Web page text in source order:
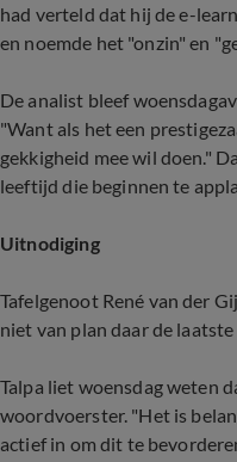
had verteld dat hij de e-
en noemde het "onzin" en
De analist bleef
"Want als het een
gekkigheid mee wil doen."
leeftijd die beginnen te
Uitnodiging
Tafelgenoot René van der
niet van plan daar de
Talpa liet woensdag weten
woordvoerster. "Het is
actief in om dit te